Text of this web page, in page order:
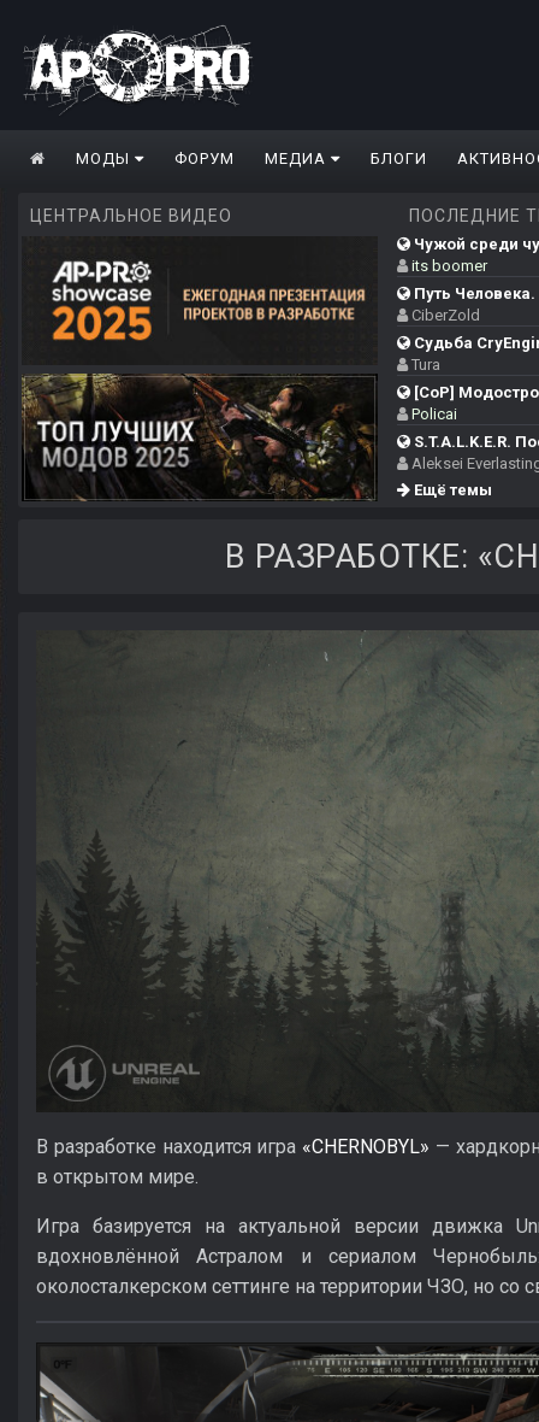
МОДЫ ФОРУМ МЕДИА БЛОГИ
ЦЕНТРАЛЬНОЕ ВИДЕО ПОСЛЕДНИЕ
Чужой среди
its boomer
Путь
CiberZold
Судьба
Tura
[CoP]
Policai
S.T.A.L.K.E.R.
Aleksei
Ещё темы
В РАЗРАБОТКЕ:
В разработке находится игра «CHERNOBYL» —
в открытом мире.
Игра базируется на актуальной версии движка
вдохновлённой Астралом и сериалом
околосталкерском сеттинге на территории ЧЗО, но